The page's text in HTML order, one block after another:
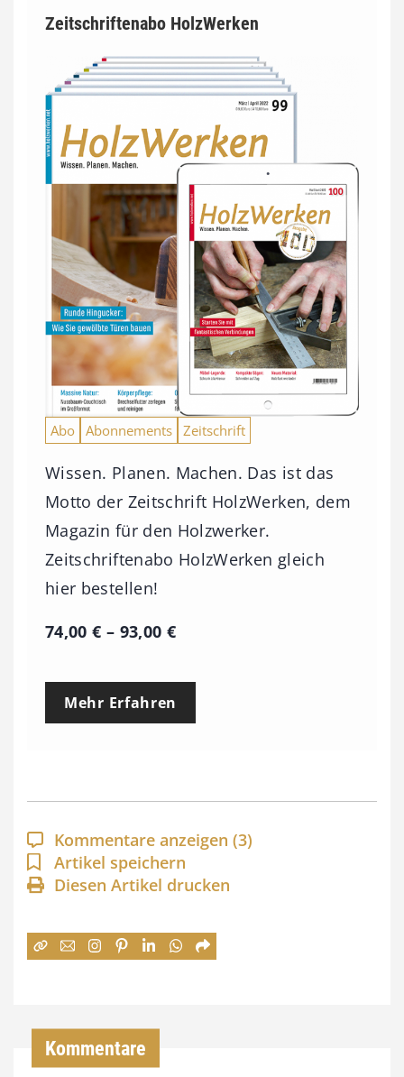
Zeitschriftenabo HolzWerken
Abo Abonnements Zeitschrift
Wissen. Planen. Machen. Das ist das
Motto der Zeitschrift HolzWerken, dem
Magazin für den Holzwerker.
Zeitschriftenabo HolzWerken gleich
hier bestellen!
74,00€ – 93,00 €P
e
p
a
n
n
:
Mehr Erfahren
Kommentare anzeigen (3)
Artikel speichern
Diesen Artikel drucken
Kommentare